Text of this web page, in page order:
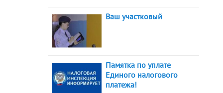
Ваш участковый
Памятка по уплате
Единого налогового
платежа!